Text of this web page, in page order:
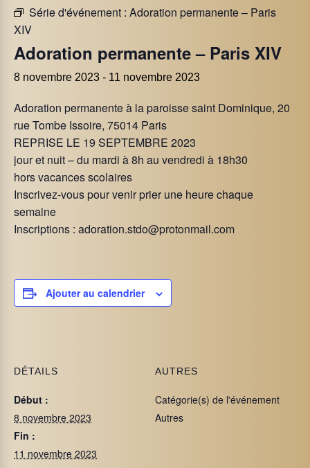
Série d'événement : Adoration permanente – Paris
XIV
Adoration permanente – Paris XIV
8 novembre 2023 - 11 novembre 2023
Adoration permanente à la paroisse saint Dominique, 20
rue Tombe Issoire, 75014 Paris
REPRISE LE 19 SEPTEMBRE 2023
jour et nuit – du mardi à 8h au vendredi à 18h30
hors vacances scolaires
Inscrivez-vous pour venir prier une heure chaque
semaine
Inscriptions : adoration.stdo@protonmail.com
Ajouter au calendrier
DÉTAILS
Début :
8 novembre 2023
Fin :
11 novembre 2023
AUTRES
Catégorie(s) de l'événement
Autres